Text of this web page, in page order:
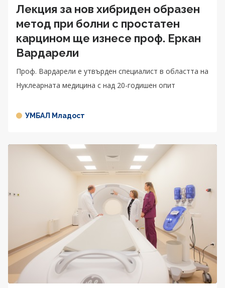
Лекция за нов хибриден образен
метод при болни с простатен
карцином ще изнесе проф. Еркан
Вардарели
Проф. Вардарели е утвърден специалист в областта на
Нуклеарната медицина с над 20-годишен опит
УМБАЛ Младост